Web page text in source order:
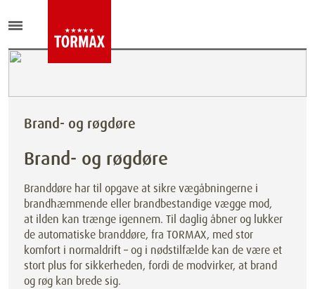
Brand- og røgdøre
Brand- og røgdøre
Branddøre har til opgave at sikre vægåbningerne i
brandhæmmende eller brandbestandige vægge mod,
at ilden kan trænge igennem. Til daglig åbner og lukker
de automatiske branddøre, fra TORMAX, med stor
komfort i normaldrift – og i nødstilfælde kan de være et
stort plus for sikkerheden, fordi de modvirker, at brand
og røg kan brede sig.